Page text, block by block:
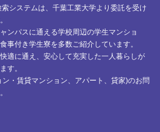
システムは、千葉工業大学より委託を受け
ンパスに通える学校周辺の学生マンショ
事付き学生寮を多数ご紹介しています。
適に通え、安心して充実した一人暮らしが
す。
・賃貸マンション、アパート、貸家)のお問